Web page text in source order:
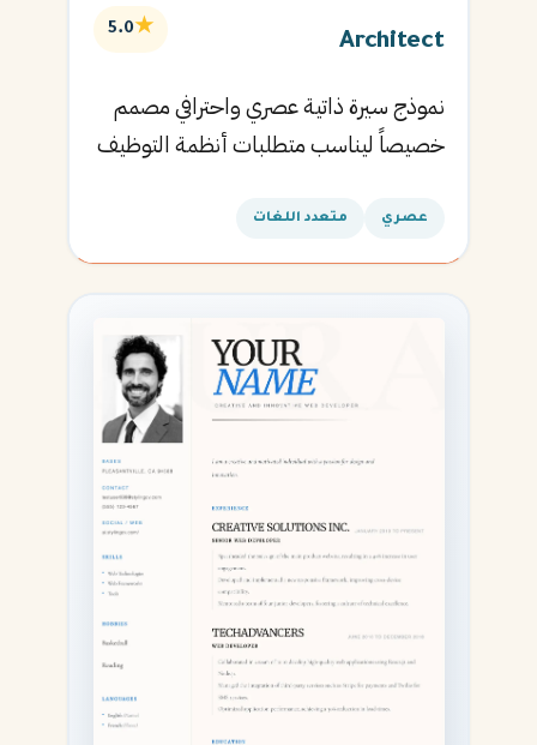
Architect
★
5.0
نموذج سيرة ذاتية عصري واحترافي مصمم
خصيصاً ليناسب متطلبات أنظمة التوظيف
القادمة.
عصري متعدد اللغات